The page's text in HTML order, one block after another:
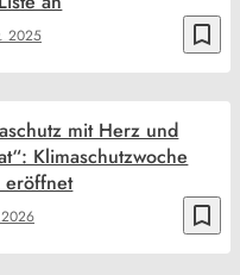
bookmark_border
2025
bookmark_border
mit Herz und
Klimaschutzwoche